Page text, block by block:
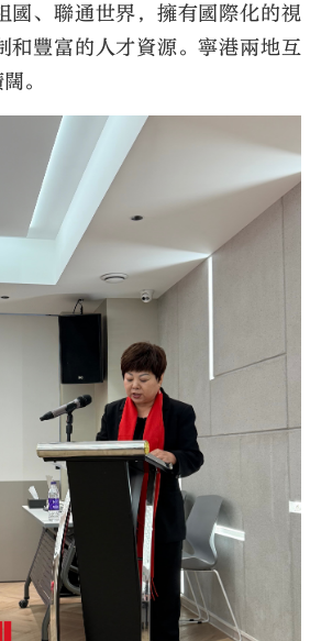
國、聯通世界，擁有國際化的視
和豐富的人才資源。寧港兩地互
。